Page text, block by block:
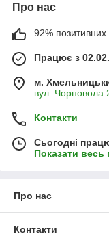
Про нас
92% позитивних
Працює з
м.
вул. Чорновола
Контакти
Сьогодні
Показати весь
Про нас
Контакти